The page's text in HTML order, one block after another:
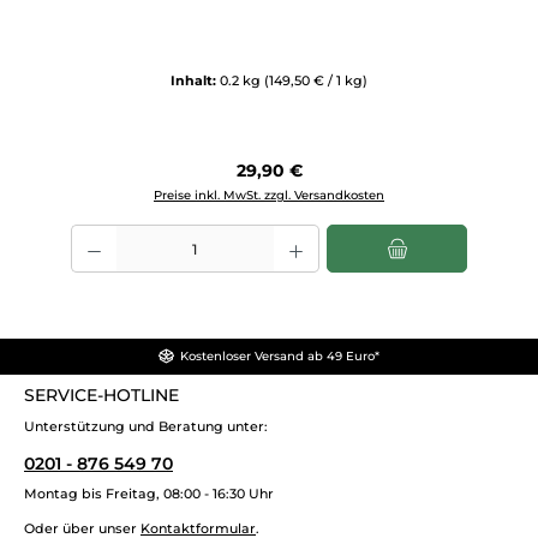
Inhalt: 0.2 kg (149,50 € / 1 kg)
Regulärer Preis:
29,90 €
Preise inkl. MwSt. zzgl. Versandkosten
Produkt Anzahl: Gib den gewünschten Wert ein oder benutze die
Kostenloser Versand ab 49 Euro*
SERVICE-HOTLINE
Unterstützung und Beratung unter:
0201 - 876 549 70
Montag bis Freitag, 08:00 - 16:30 Uhr
Oder über unser Kontaktformular.